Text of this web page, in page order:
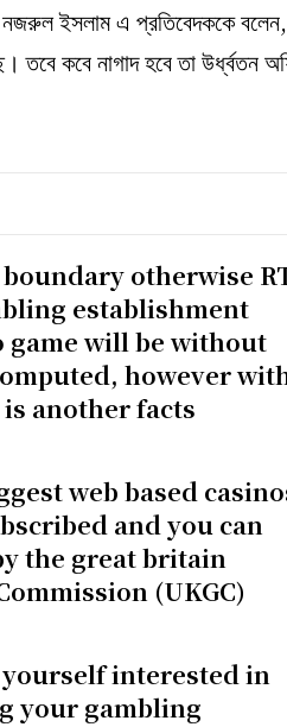
নজরুল ইসলাম এ প্রতিবেদককে বলেন,
তবে কবে নাগাদ হবে তা উর্ধ্বতন
otherwise
establishment
game will be without
however
another facts
web based
and you can
the great britain
(UKGC)
interested in
your gambling